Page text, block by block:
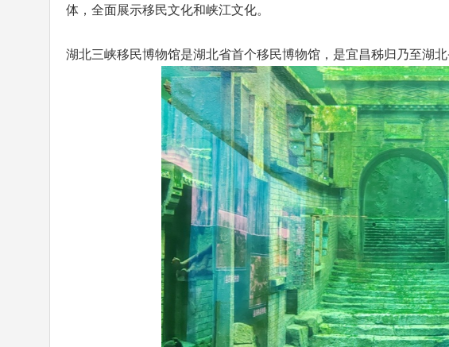
体，全面展示移民文化和峡江文化。
湖北三峡移民博物馆是湖北省首个移民博物馆，是宜昌秭归乃至湖北